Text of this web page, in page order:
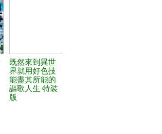
既然來到異世
界就用好色技
能盡其所能的
謳歌人生 特裝
版